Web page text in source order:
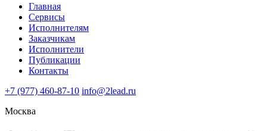
Главная
Сервисы
Исполнителям
Заказчикам
Исполнители
Публикации
Контакты
+7 (977) 460-87-10 info@2lead.ru
Москва